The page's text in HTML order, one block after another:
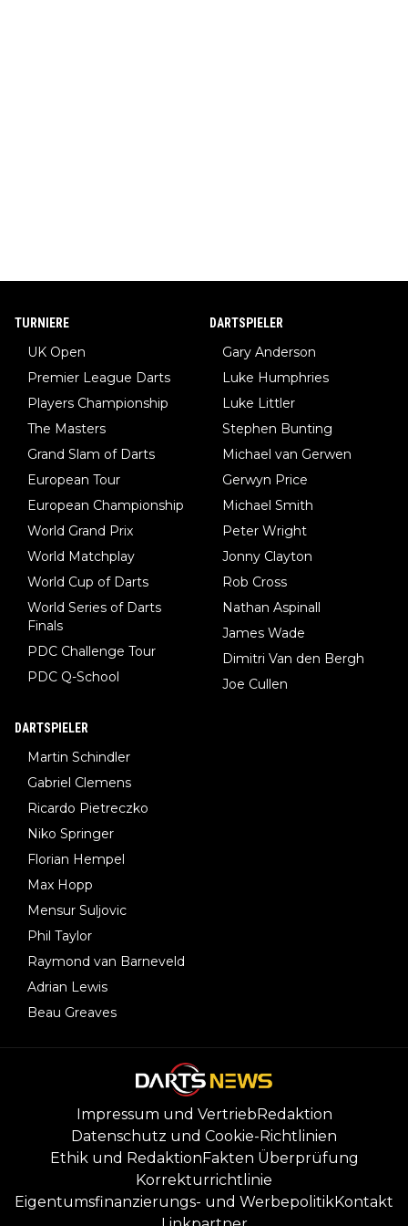
TURNIERE
UK Open
Premier League Darts
Players Championship
The Masters
Grand Slam of Darts
European Tour
European Championship
World Grand Prix
World Matchplay
World Cup of Darts
World Series of Darts
Finals
PDC Challenge Tour
PDC Q-School
DARTSPIELER
Gary Anderson
Luke Humphries
Luke Littler
Stephen Bunting
Michael van Gerwen
Gerwyn Price
Michael Smith
Peter Wright
Jonny Clayton
Rob Cross
Nathan Aspinall
James Wade
Dimitri Van den Bergh
Joe Cullen
DARTSPIELER
Martin Schindler
Gabriel Clemens
Ricardo Pietreczko
Niko Springer
Florian Hempel
Max Hopp
Mensur Suljovic
Phil Taylor
Raymond van Barneveld
Adrian Lewis
Beau Greaves
Impressum und Vertrieb Redaktion
Datenschutz und Cookie-Richtlinien
Ethik und Redaktion Fakten Überprüfung
Korrekturrichtlinie
Eigentumsfinanzierungs- und WerbepolitikKontakt